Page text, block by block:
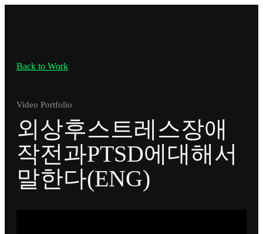
Back to Work
Video Portfolio
외상후스트레스장애
작전과PTSD에대해서
말한다(ENG)